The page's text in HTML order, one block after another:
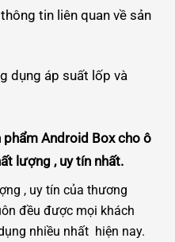
tin liên quan về sản
dụng áp suất lốp và
Android Box cho ô
lượng , uy tín nhất.
, uy tín của thương
đều được mọi khách
nhiều nhất hiện nay.